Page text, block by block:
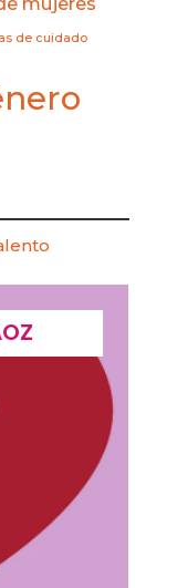
de cuidado